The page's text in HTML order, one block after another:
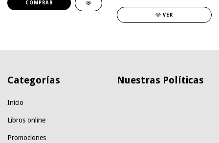
VER
Categorías
Inicio
Libros online
Promociones
Nuestras Políticas